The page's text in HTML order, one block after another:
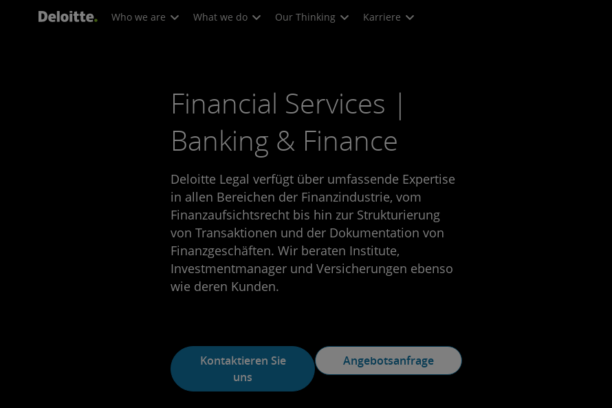
Who we are What we do Our Thinking Karriere
Financial Services |
Banking & Finance
Deloitte Legal verfügt über umfassende Expertise
in allen Bereichen der Finanzindustrie, vom
Finanzaufsichtsrecht bis hin zur Strukturierung
von Transaktionen und der Dokumentation von
Finanzgeschäften. Wir beraten Institute,
Investmentmanager und Versicherungen ebenso
wie deren Kunden.
Kontaktieren Sie
uns
Angebotsanfrage